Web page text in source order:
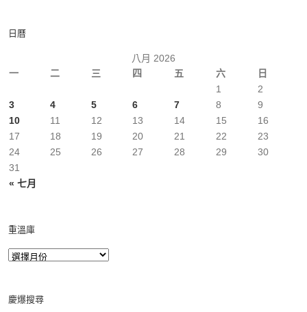
日曆
八月 2026
一
二 三 四 五 六 日
« 七月
1
2
3
4 5 6 7 8
9
10
11 12 13 14 15
16
17
18 19 20 21 22
23
24
25 26 27 28 29
30
31
重溫庫
慶爆搜尋